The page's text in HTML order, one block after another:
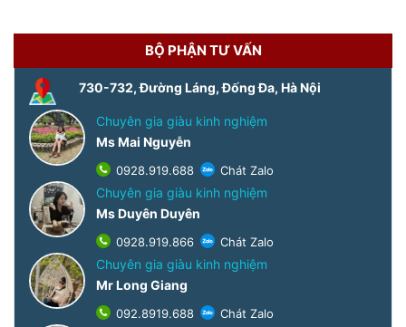
BỘ PHẬN TƯ VẤN
730-732, Đường Láng, Đống Đa, Hà Nội
Chuyên gia giàu kinh nghiệm
Ms Mai Nguyễn
0928.919.688 Chát Zalo
Chuyên gia giàu kinh nghiệm
Ms Duyên Duyên
0928.919.866 Chát Zalo
Chuyên gia giàu kinh nghiệm
Mr Long Giang
092.8919.688 Chát Zalo